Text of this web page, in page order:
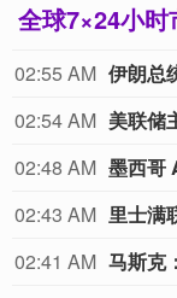
全球7×24小时
02:55 AM 伊朗总
02:54 AM
02:48 AM
02:43 AM 里士满
02:41 AM